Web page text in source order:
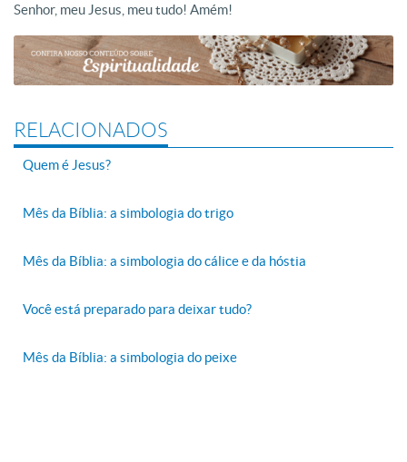
Senhor, meu Jesus, meu tudo! Amém!
RELACIONADOS
Quem é Jesus?
Mês da Bíblia: a simbologia do trigo
Mês da Bíblia: a simbologia do cálice e da hóstia
Você está preparado para deixar tudo?
Mês da Bíblia: a simbologia do peixe